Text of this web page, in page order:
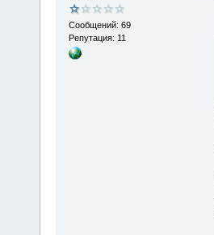
Сообщений: 69
Репутация: 11